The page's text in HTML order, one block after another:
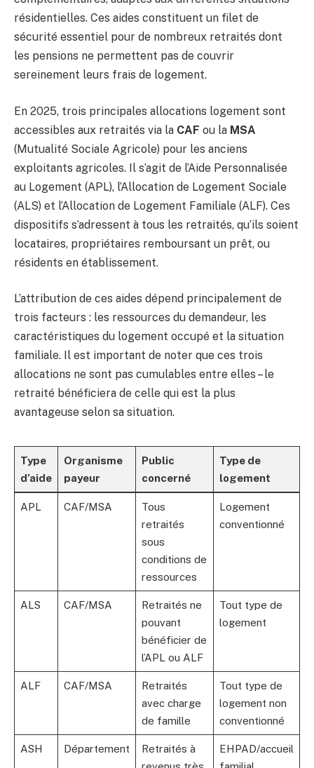
résidentielles. Ces aides constituent un filet de
sécurité essentiel pour de nombreux retraités dont
les pensions ne permettent pas de couvrir
sereinement leurs frais de logement.
En 2025, trois principales allocations logement sont
accessibles aux retraités via la CAF ou la MSA
(Mutualité Sociale Agricole) pour les anciens
exploitants agricoles. Il s’agit de l’Aide Personnalisée
au Logement (APL), l’Allocation de Logement Sociale
(ALS) et l’Allocation de Logement Familiale (ALF). Ces
dispositifs s’adressent à tous les retraités, qu’ils soient
locataires, propriétaires remboursant un prêt, ou
résidents en établissement.
L’attribution de ces aides dépend principalement de
trois facteurs : les ressources du demandeur, les
caractéristiques du logement occupé et la situation
familiale. Il est important de noter que ces trois
allocations ne sont pas cumulables entre elles – le
retraité bénéficiera de celle qui est la plus
avantageuse selon sa situation.
Type
d’aide
Organisme
payeur
Public
concerné
Type de
logement
APL CAF/MSA
Tous
retraités
sous
conditions de
ressources
Logement
conventionné
ALS CAF/MSA
Retraités ne
pouvant
bénéficier de
l’APL ou ALF
Tout type de
logement
ALF CAF/MSA
Retraités
avec charge
de famille
Tout type de
logement non
conventionné
ASH Département
Retraités à
EHPAD/accueil